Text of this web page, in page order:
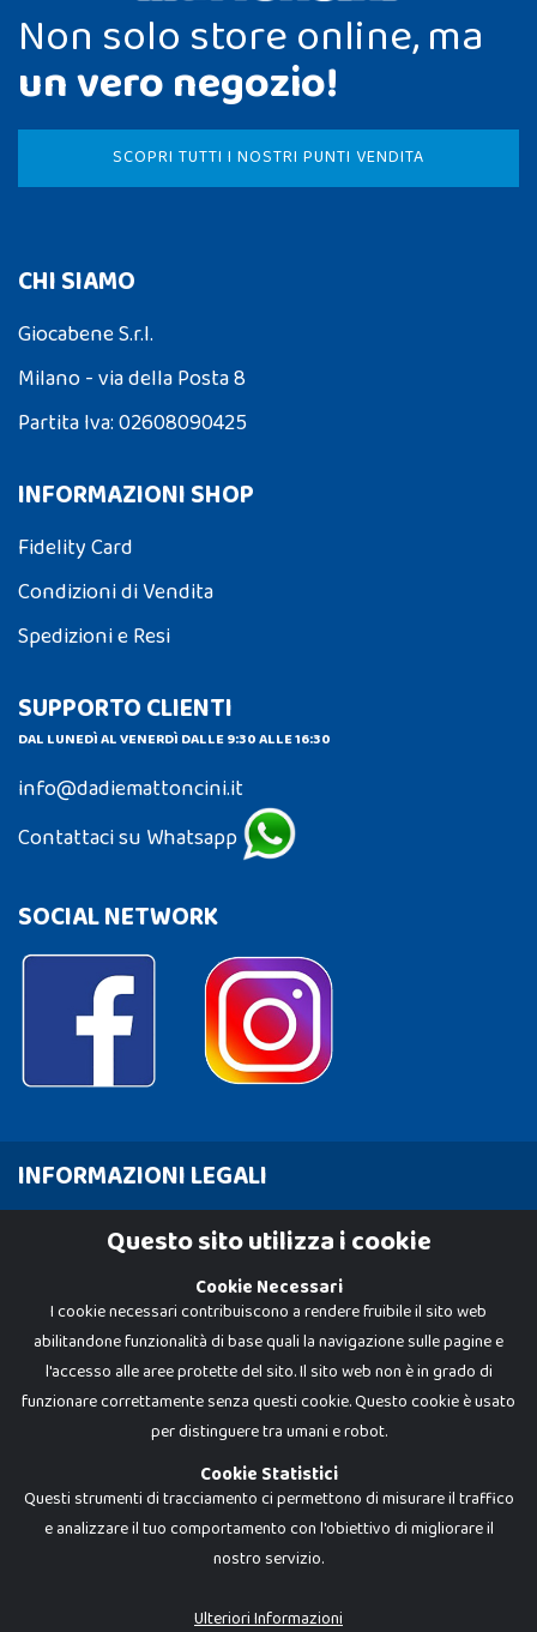
Non solo store online, ma
un vero negozio!
SCOPRI TUTTI I NOSTRI PUNTI VENDITA
CHI SIAMO
Giocabene S.r.l.
Milano - via della Posta 8
Partita Iva: 02608090425
INFORMAZIONI SHOP
Fidelity Card
Condizioni di Vendita
Spedizioni e Resi
SUPPORTO CLIENTI
DAL LUNEDÌ AL VENERDÌ DALLE 9:30 ALLE 16:30
info@dadiemattoncini.it
Contattaci su Whatsapp
SOCIAL NETWORK
INFORMAZIONI LEGALI
Cookie Policy
Dadi e Mattoncini è un brand di Giocabene Srl. Ogni riproduzione o utilizzo non
I prezzi e le promozioni pubblicate potrebbero differire da quanto esposto in
Questo sito utilizza i cookie
Cookie Necessari
I cookie necessari contribuiscono a rendere fruibile il sito web
abilitandone funzionalità di base quali la navigazione sulle pagine e
l'accesso alle aree protette del sito. Il sito web non è in grado di
funzionare correttamente senza questi cookie. Questo cookie è usato
per distinguere tra umani e robot.
Cookie Statistici
Questi strumenti di tracciamento ci permettono di misurare il traffico
e analizzare il tuo comportamento con l'obiettivo di migliorare il
nostro servizio.
Ulteriori Informazioni